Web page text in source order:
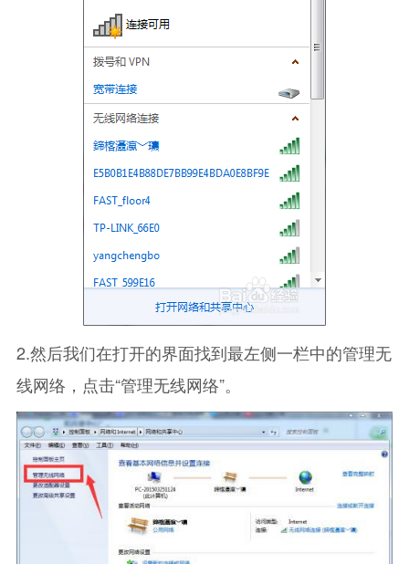
2.然后我们在打开的界面找到最左侧一栏中的管理无
线网络，点击“管理无线网络”。